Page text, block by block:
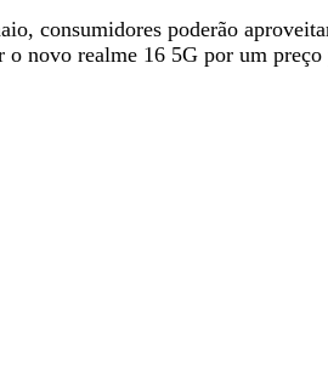
consumidores poderão
novo realme 16 5G por um